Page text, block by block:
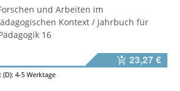
und Arbeiten im
Kontext / Jahrbuch für
16
23,27 €
4-5 Werktage